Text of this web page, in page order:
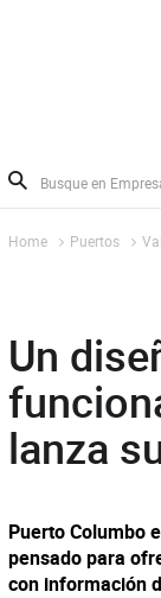
Home Puertos
Un
lanza
Puerto Columbo
pensado para
con información